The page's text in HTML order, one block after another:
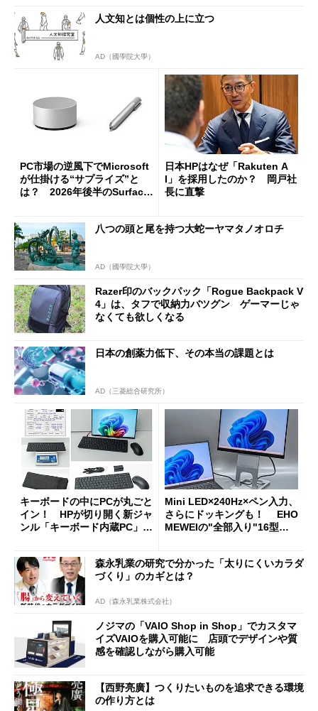
人文知とは個性の上に立つ
AD（國學院大學）
PC市場の逆風下でMicrosoft
が仕掛ける“サプライズ”と
は？ 2026年後半のSurface
日本HPはなぜ「Rakuten A
I」を採用したのか？ 岡戸社
長に直撃
八つの頭と尾を持つ大蛇ーヤマタノオロチ
AD（國學院大學）
Razer印のバックパック「Rogue Backpack V
4」は、タフで収納力バツグン ゲーマーじゃ
なくても欲しくなる
日本の創薬力低下、その本当の課題とは
AD（三菱総合研究所）
キーボードの中にPCが丸ごと
イン！ HPが切り開く新ジャ
ンル「キーボード内蔵PC」の
Mini LED×240Hz×ペン入力、
さらにドッキングも！ EHO
MEWEIの"全部入り"16型モ
森永乳業の研究で分かった「太りにくいカラダ
づくり」のカギとは？
AD（森永乳業株式会社）
ノジマの「VAIO Shop in Shop」でカスタマ
イズVAIOを購入可能に 店頭でデザインや質
感を確認しながら購入可能
【西野亮廣】つくりたいものを追求できる環境
の作り方とは